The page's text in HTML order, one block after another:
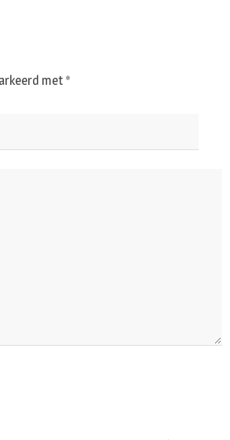
met *